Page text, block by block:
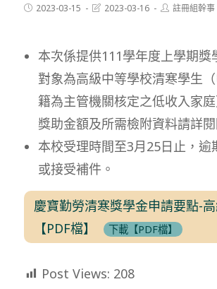
Post2023-03-15
Post2023-03-16
Post註冊組幹事
本次係提供111學年度上學期獎
對象為高級中等學校清寒學生
籍為主管機關核定之低收入家
獎助金額及所需檢附資料請詳
本校受理時間至3月25日止，逾
或接受補件。
慶寶勤勞清寒獎學金申請要點-
【PDF檔】
下載【PDF檔】
Post Views: 208